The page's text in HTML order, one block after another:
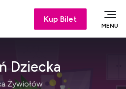
Kup Bilet
MENU
Dziecka
Żywiołów